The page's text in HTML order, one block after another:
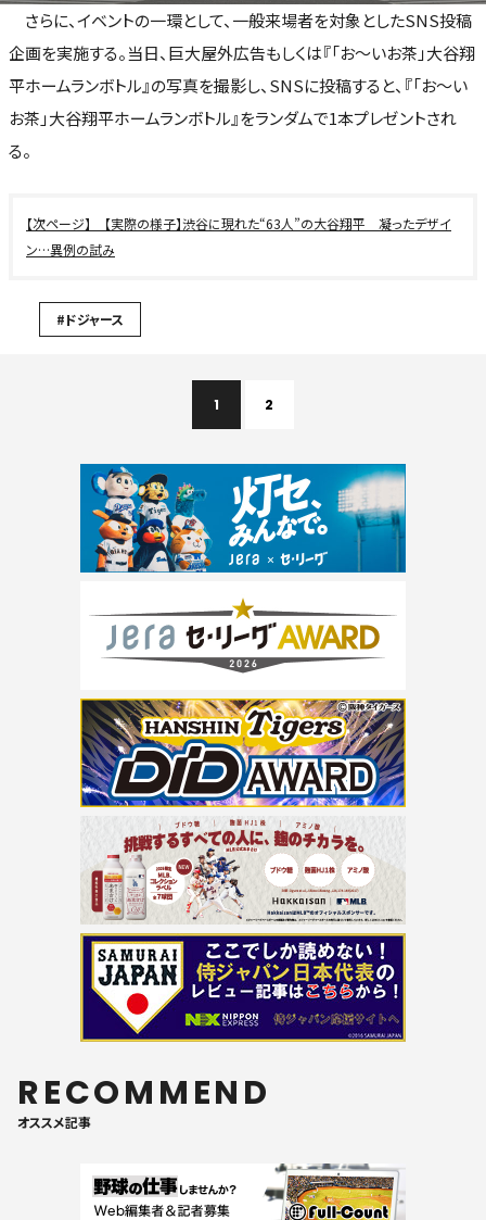
さらに、イベントの一環として、一般来場者を対象としたSNS投稿
企画を実施する。当日、巨大屋外広告もしくは『「お～いお茶」大谷翔
平ホームランボトル』の写真を撮影し、SNSに投稿すると、『「お～い
お茶」大谷翔平ホームランボトル』をランダムで1本プレゼントされ
る。
【実際の様子】渋谷に現れた“63人”の大谷翔平 凝ったデザイ
ン…異例の試み
#ドジャース
1 2
RECOMMEND
オススメ記事